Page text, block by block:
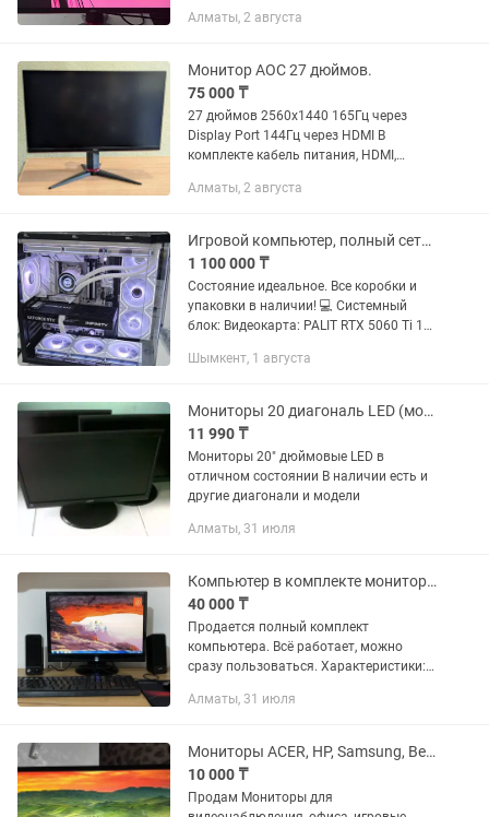
Алматы, 2 августа
Монитор AOC 27 дюймов.
75 000 ₸
27 дюймов 2560х1440 165Гц через
Display Port 144Гц через HDMI В
комплекте кабель питания, HDMI,
монитора, без следов использования и
Алматы, 2 августа
Игровой компьютер, полный сетап
1 100 000 ₸
Состояние идеальное. Все коробки и
упаковки в наличии! 💻 Системный
блок: Видеокарта: PALIT RTX 5060 Ti 16
Оперативная память: Kingston Fury 32
Шымкент, 1 августа
Мониторы 20 диагональ LED (монитор экран матрица)
11 990 ₸
Мониторы 20" дюймовые LED в
отличном состоянии В наличии есть и
другие диагонали и модели
Алматы, 31 июля
Компьютер в комплекте монитор системный блок клавиатура мышь Wi-Fi
40 000 ₸
Продается полный комплект
компьютера. Всё работает, можно
сразу пользоваться. Характеристики:
Оперативная память: 4 ГБ DDR3
Алматы, 31 июля
Мониторы ACER, HP, Samsung, BenQ, Phillips, Dell
10 000 ₸
Продам Мониторы для